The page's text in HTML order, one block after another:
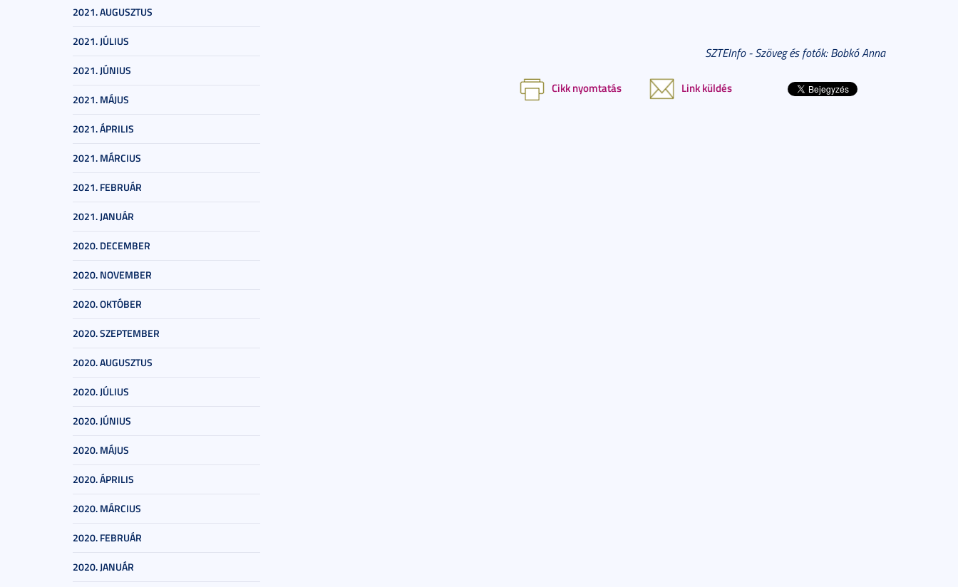
2021. AUGUSZTUS
2021. JÚLIUS
2021. JÚNIUS
2021. MÁJUS
2021. ÁPRILIS
2021. MÁRCIUS
2021. FEBRUÁR
2021. JANUÁR
2020. DECEMBER
2020. NOVEMBER
2020. OKTÓBER
2020. SZEPTEMBER
2020. AUGUSZTUS
2020. JÚLIUS
2020. JÚNIUS
2020. MÁJUS
2020. ÁPRILIS
2020. MÁRCIUS
2020. FEBRUÁR
2020. JANUÁR
SZTEInfo - Szöveg és fotók: Bobkó Anna
Cikk nyomtatás Link küldés